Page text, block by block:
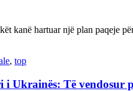
kanë hartuar një plan paqeje
, top
Ukrainës: Të vendosur